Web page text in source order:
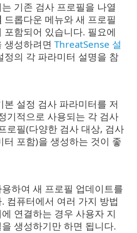
기존 검사 프로필을 나열
드롭다운 메뉴와 새 프로필
포함되어 있습니다. 필요에
생성하려면 ThreatSense 설
정의 각 파라미터 설명을 참
본 설정 검사 파라미터를 저
기적으로 사용되는 각 검사
로필(다양한 검사 대상, 검사
터 포함)을 생성하는 것이 좋
하여 새 프로필 업데이트를
컴퓨터에서 여러 가지 방법
연결하는 경우 사용자 지
생성하기만 하면 됩니다.